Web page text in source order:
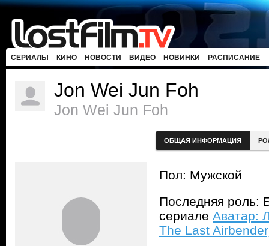
СЕРИАЛЫ КИНО НОВОСТИ ВИДЕО НОВИНКИ РАСПИСАНИЕ
Jon Wei Jun Foh
Jon Wei Jun Foh
ОБЩАЯ ИНФОРМАЦИЯ
Пол: Мужской
Последняя роль:
сериале Аватар:
The Last